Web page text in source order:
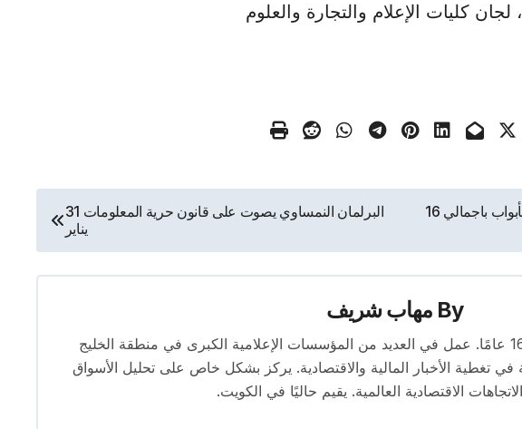
كليات الإعلام والتجارة والعلوم
قومي المرأة بأسوان: تنفيذ حملات طرق الأبواب باجمالي 16
البرلمان النمساوي يصوت على قانون حرية المعلومات 31
يناير
By مهاب شريف
محرر اقتصادي ذو خبرة تتجاوز 16 عامًا. عمل في العديد من المؤسسات الإعلامية الكبرى في منطقة الخليج
تغطية الأخبار المالية والاقتصادية. يركز بشكل خاص على تحليل الأسواق
الاقتصادية العالمية. يقيم حاليًا في الكويت.